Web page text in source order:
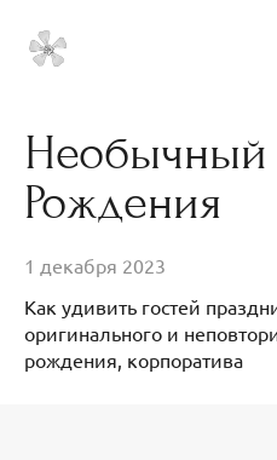
Рождения
1 декабря 2023
Как удивить гостей
оригинального и
рождения, корпоратива